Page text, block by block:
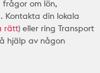
frågor om lön,
Kontakta din lokala
rätt) eller ring Transport
hjälp av någon